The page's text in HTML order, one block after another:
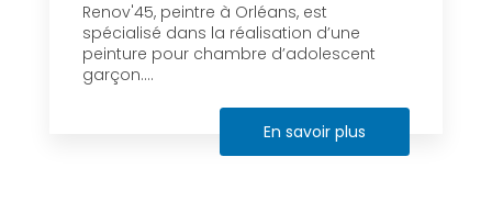
Renov'45, peintre à Orléans, est
spécialisé dans la réalisation d’une
peinture pour chambre d’adolescent
garçon....
En savoir plus